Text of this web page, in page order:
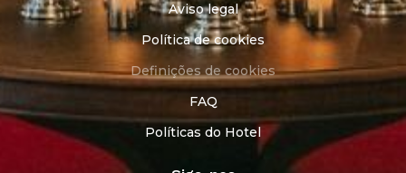
Aviso legal
Política de cookies
Definições de cookies
FAQ
Políticas do Hotel